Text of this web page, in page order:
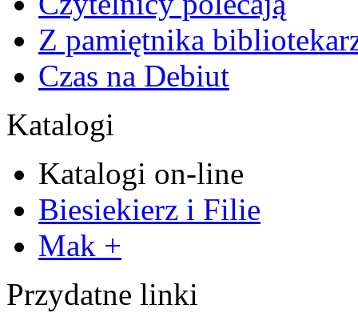
Z pamiętnika
Czas na Debiut
Katalogi
Katalogi on-line
Biesiekierz i Filie
Mak +
Przydatne linki